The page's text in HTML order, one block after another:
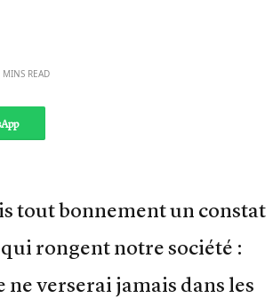
MINS READ
tout bonnement un constat
rongent notre société :
ne verserai jamais dans les